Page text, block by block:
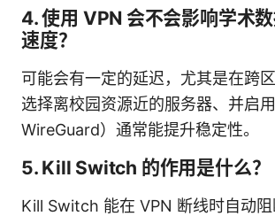
4. 使用 VPN 会不会影响学术
速度？
可能会有一定的延迟，尤其是在跨区
选择离校园资源近的服务器、并启
WireGuard）通常能提升稳定性。
5. Kill Switch 的作用是什么？
Kill Switch 能在 VPN 断线时自动